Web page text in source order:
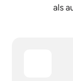
als